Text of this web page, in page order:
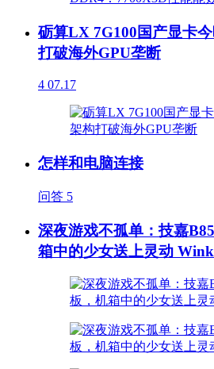
砺算LX 7G100国产显卡
打破海外GPU垄断
4 07.17
怎样和电脑连接
问答 5
深夜游戏不孤单：技嘉
箱中的少女送上灵动 Wink